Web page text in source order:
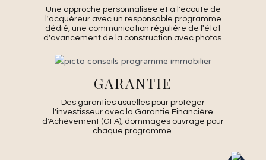
Une approche personnalisée et à l'écoute de
l'acquéreur avec un responsable programme
dédié, une communication régulière de l'état
d'avancement de la construction avec photos.
GARANTIE
Des garanties usuelles pour protéger
l'investisseur avec la Garantie Financière
d'Achèvement (GFA), dommages ouvrage pour
chaque programme.